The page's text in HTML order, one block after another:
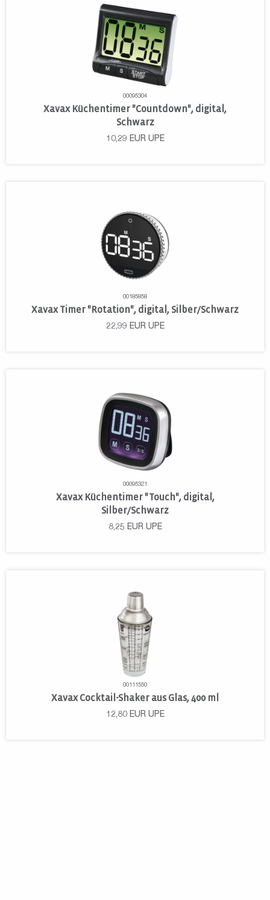
00095304
Xavax Küchentimer "Countdown", digital,
Schwarz
10,29 EUR UPE
00185858
Xavax Timer "Rotation", digital, Silber/Schwarz
22,99 EUR UPE
00095321
Xavax Küchentimer "Touch", digital,
Silber/Schwarz
8,25 EUR UPE
00111550
Xavax Cocktail-Shaker aus Glas, 400 ml
12,80 EUR UPE